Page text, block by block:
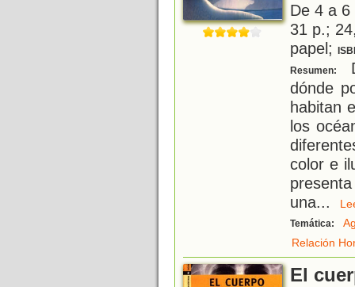
De 4 a
31 p.;
papel;
Resumen:
dónde
habitan
los
color e
una...
Temática:
Relación
El